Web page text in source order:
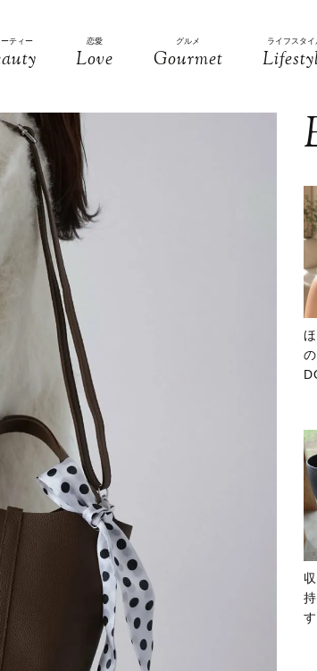
ティー 恋愛
Love
グルメ
Gourmet
ライフスタイ